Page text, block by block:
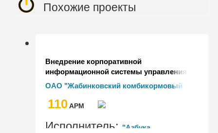
Похожие проекты
Внедрение корпоративной
информационной системы управления
организации ОАО "Жабинковский
комбикормовый завод" на базе
"1С:ERP Управление предприятием 2
ОАО "Жабинковский комбикормовый
110AРМ
Исполнитель: "Азбука